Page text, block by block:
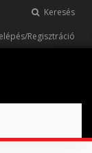
Keresés
Regisztráció